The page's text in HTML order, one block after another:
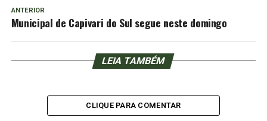
ANTERIOR
Municipal de Capivari do Sul segue neste domingo
LEIA TAMBÉM
CLIQUE PARA COMENTAR